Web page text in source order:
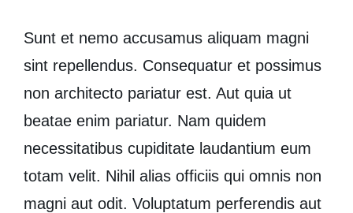
Sunt et nemo accusamus aliquam magni
sint repellendus. Consequatur et possimus
non architecto pariatur est. Aut quia ut
beatae enim pariatur. Nam quidem
necessitatibus cupiditate laudantium eum
totam velit. Nihil alias officiis qui omnis non
magni aut odit. Voluptatum perferendis aut